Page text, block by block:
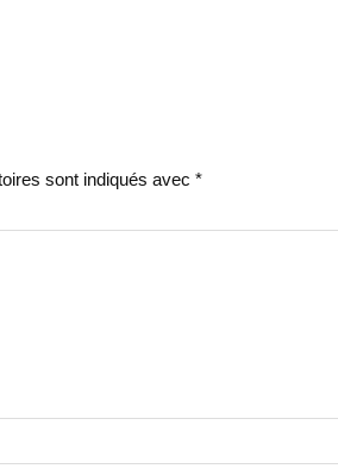
sont indiqués avec*